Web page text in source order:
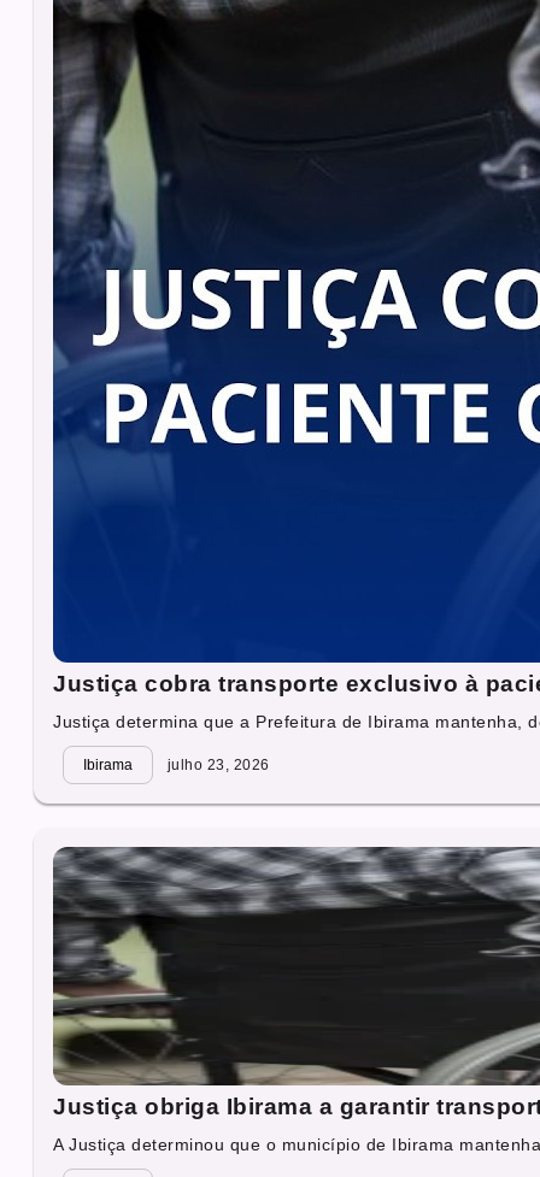
Justiça cobra transporte exclusivo à
Justiça determina que a Prefeitura de Ibirama mantenha,
Ibirama julho 23, 2026
Justiça obriga Ibirama a garantir
A Justiça determinou que o município de Ibirama